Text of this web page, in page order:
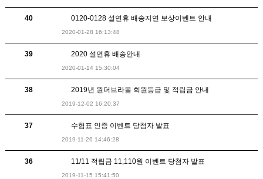
40 0120-0128 설연휴 배송지연 보상이벤트 안내
2020-01-28 16:13:48
39 2020 설연휴 배송안내
2020-01-14 15:30:04
38 2019년 원더브라몰 회원등급 및 적립금 안내
2019-12-02 16:20:37
37 수험표 인증 이벤트 당첨자 발표
2019-11-26 14:46:28
36 11/11 적립금 11,110원 이벤트 당첨자 발표
2019-11-15 15:41:50